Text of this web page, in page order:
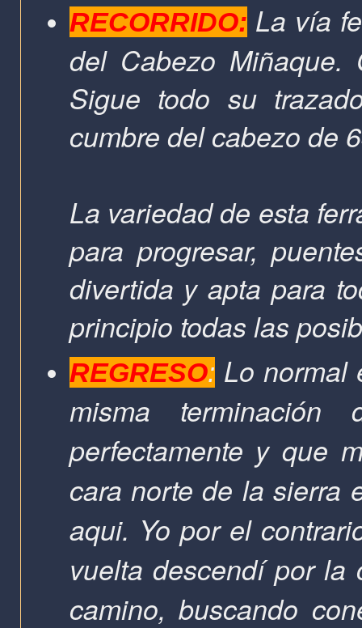
RECORRIDO: La vía
del Cabezo
Sigue todo su
cumbre del cabezo de
La variedad de esta
para progresar,
divertida y apta para
principio todas las
REGRESO: Lo normal
misma
perfectamente y que
cara norte de la sierra
aqui. Yo por el
vuelta descendí por
camino, buscando